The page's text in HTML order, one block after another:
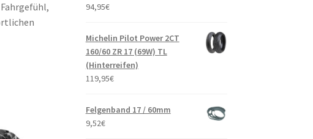
94,95€
Michelin Pilot Power 2CT
160/60 ZR 17 (69W) TL
(Hinterreifen)
119,95€
Felgenband 17 / 60mm
9,52€